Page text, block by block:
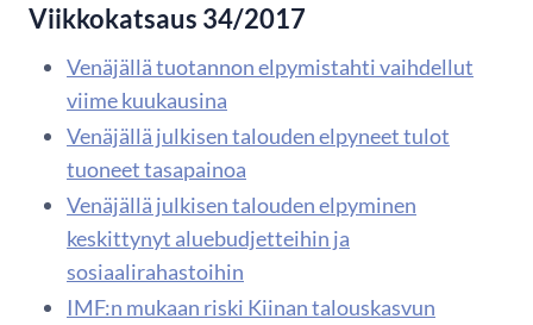
Viikkokatsaus 34/2017
Venäjällä tuotannon elpymistahti vaihdellut
viime kuukausina
Venäjällä julkisen talouden elpyneet tulot
tuoneet tasapainoa
Venäjällä julkisen talouden elpyminen
keskittynyt aluebudjetteihin ja
sosiaalirahastoihin
IMF:n mukaan riski Kiinan talouskasvun